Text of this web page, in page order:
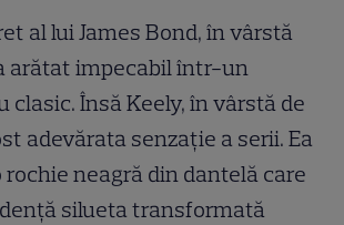
al lui James Bond, în vârstă
arătat impecabil într-un
clasic. Însă Keely, în vârstă de
adevărata senzație a serii. Ea
neagră din dantelă care
silueta transformată